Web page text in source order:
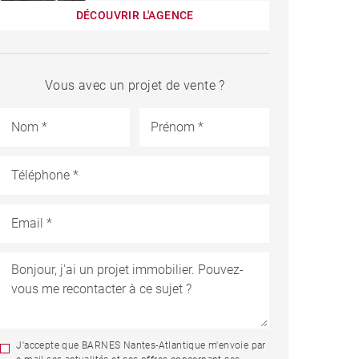
DÉCOUVRIR L'AGENCE
Vous avec un projet de vente ?
J'accepte que BARNES Nantes-Atlantique m'envoie par